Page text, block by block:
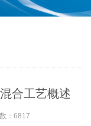
合工艺概述
：6817